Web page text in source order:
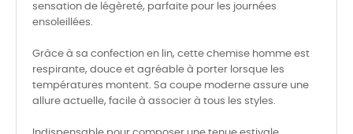
sensation de légèreté, parfaite pour les journées
ensoleillées.
Grâce à sa confection en lin, cette chemise homme est
respirante, douce et agréable à porter lorsque les
températures montent. Sa coupe moderne assure une
allure actuelle, facile à associer à tous les styles.